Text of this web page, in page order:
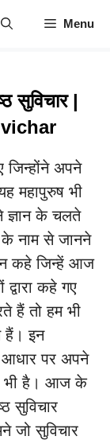
Menu
सुविचार |
जिन्होंने अपने
महापुरुष भी
के चलते
के नाम से जानने
कहे जिन्हें आज
कहे गए
हैं तो हम भी
हैं। इन
आधार पर अपने
भी है। आज के
सुविचार
जो सुविचार